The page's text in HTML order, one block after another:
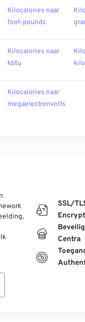
Kilocalories naar
foot-pounds
Kilocalories naar
kbtu
Kilocalories naar
megaelectronvolts
SSL/
Centra